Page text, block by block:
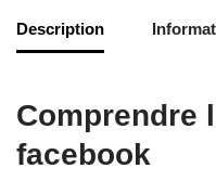
Description
Comprendre
facebook